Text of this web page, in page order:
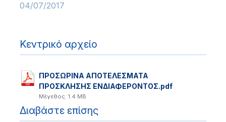
04/07/2017
Κεντρικό αρχείο
ΠΡΟΣΩΡΙΝΑ ΑΠΟΤΕΛΕΣΜΑΤΑ
ΠΡΟΣΚΛΗΣΗΣ ΕΝΔΙΑΦΕΡΟΝΤΟΣ.pdf
Μέγεθος: 1.4 MB
Διαβάστε επίσης